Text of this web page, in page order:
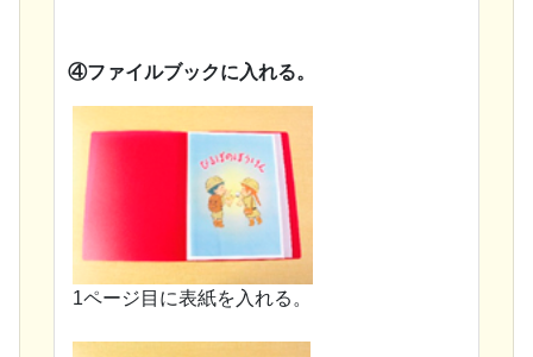
④ファイルブックに入れる。
1ページ目に表紙を入れる。